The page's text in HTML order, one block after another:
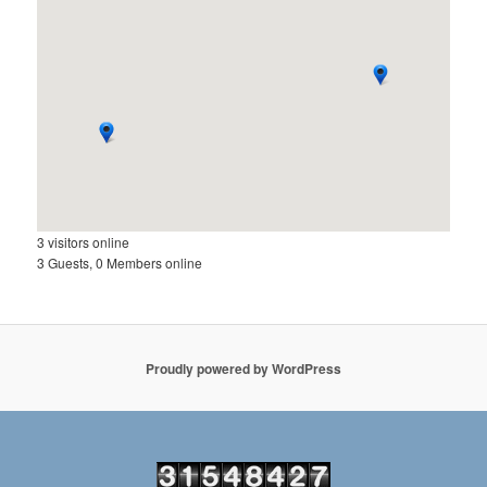
3 visitors online
3 Guests, 0 Members online
Proudly powered by WordPress